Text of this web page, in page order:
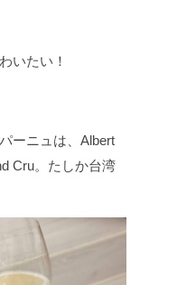
いたい！
ーニュは、Albert
Cru。たしか台湾